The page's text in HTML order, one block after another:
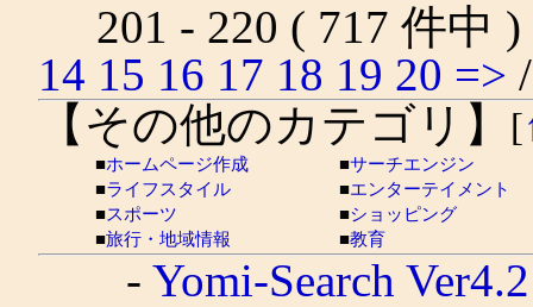
201 - 220 ( 717 件
14 15 16 17 18 19 20 =>
【その他のカテゴリ】
[
■ホームページ作成 ■サーチエンジン
■ライフスタイル ■エンターテイメント
■スポーツ ■ショッピング
■旅行・地域情報 ■教育
- Yomi-Search